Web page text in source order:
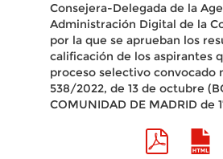
Consejera-Delegada de la
Administración Digital de la
por la que se aprueban los
calificación de los aspirantes
proceso selectivo convocado
538/2022, de 13 de octubre
COMUNIDAD DE MADRID de